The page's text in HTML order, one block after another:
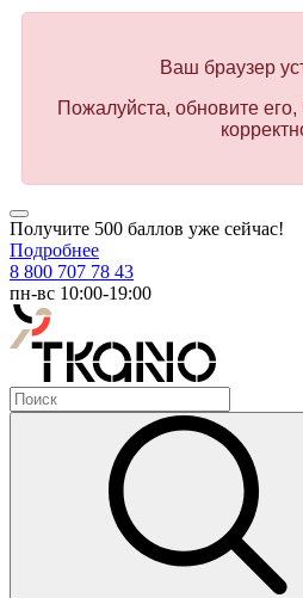
Ваш браузер
Пожалуйста, обновите
Получите 500 баллов уже сейчас!
Подробнее
8 800 707 78 43
пн-вс 10:00-19:00